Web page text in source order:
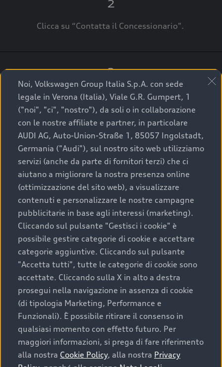
2
Clicca su “Contatta il Concessionario".
3
A breve verrai ricontattato dal Customer Care
Audi Center o direttamente dal Concessionario
che ti supporterà per finalizzare la tua richiesta.
La qualità di acquistare
un’auto usata Audi
Scegliere un’auto usata è una decisione che coniuga
convenienza, affidabilità e sostenibilità. Per fare un
acquisto sicuro, è essenziale considerare aspetti
determinanti come la garanzia inclusa e l’affidabilità del
marchio. Audi offre l’auto usata perfetta tramite Audi
Prima Scelta :plus
Cosa sapere prima di
acquistare la tua prossima
Noi, Volkswagen Group Italia S.p.A. con sede
legale in Verona (Italia), Viale G.R. Gumpert, 1
("noi", "ci", "nostro"), da soli o in collaborazione
con le nostre affiliate e partner, in particolare
AUDI AG, Auto-Union-Straße 1, 85057 Ingolstadt,
Germania ("Audi"), sul nostro sito web utilizziamo
servizi (anche da parte di fornitori terzi) che ci
aiutano a migliorare la nostra presenza online
(ottimizzazione del sito web), a visualizzare
contenuti e personalizzare le nostre campagne
pubblicitarie in base agli interessi (marketing).
Cliccando sul pulsante "Gestisci i cookie" è
possibile gestire categorie di cookie e accettare
categorie aggiuntive. Cliccando sul pulsante
"Accetta tutti", tutte le categorie di cookie sono
accettate. Cliccando sulla X in alto a destra
prosegui nella navigazione in assenza di cookie
(di tipologia Marketing, Performance e
Funzionali). È possibile ritirare il consenso in
qualsiasi momento con effetto futuro. Per
maggiori informazioni, si prega di fare riferimento
alla nostra Cookie Policy, alla nostra Privacy